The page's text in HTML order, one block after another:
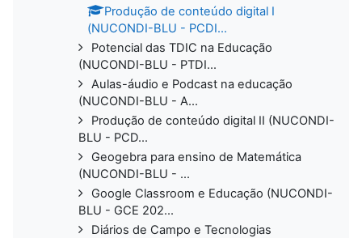
Produção de conteúdo digital I
(NUCONDI-BLU - PCDI...
Potencial das TDIC na Educação
(NUCONDI-BLU - PTDI...
Aulas-áudio e Podcast na educação
(NUCONDI-BLU - A...
Produção de conteúdo digital II (NUCONDI-
BLU - PCD...
Geogebra para ensino de Matemática
(NUCONDI-BLU - ...
Google Classroom e Educação (NUCONDI-
BLU - GCE 202...
Diários de Campo e Tecnologias